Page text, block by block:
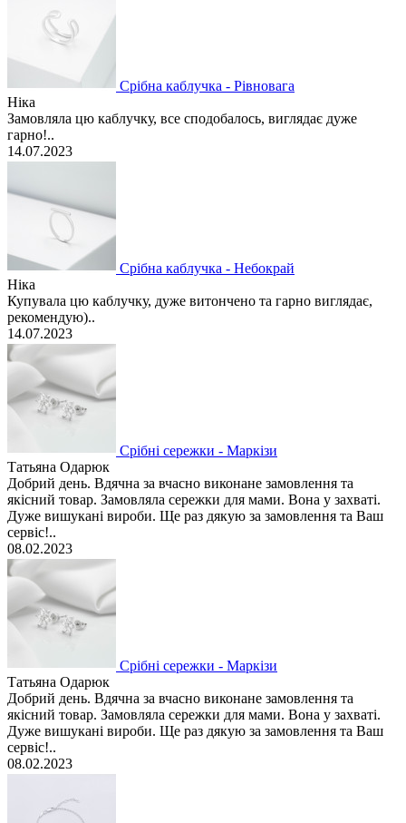
Срібна каблучка - Рівновага
Ніка
Замовляла цю каблучку, все сподобалось, виглядає дуже
гарно!..
14.07.2023
Срібна каблучка - Небокрай
Ніка
Купувала цю каблучку, дуже витончено та гарно виглядає,
рекомендую)..
14.07.2023
Срібні сережки - Маркізи
Татьяна Одарюк
Добрий день. Вдячна за вчасно виконане замовлення та
якісний товар. Замовляла сережки для мами. Вона у захваті.
Дуже вишукані вироби. Ще раз дякую за замовлення та Ваш
сервіс!..
08.02.2023
Срібні сережки - Маркізи
Татьяна Одарюк
Добрий день. Вдячна за вчасно виконане замовлення та
якісний товар. Замовляла сережки для мами. Вона у захваті.
Дуже вишукані вироби. Ще раз дякую за замовлення та Ваш
сервіс!..
08.02.2023